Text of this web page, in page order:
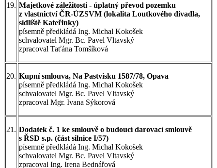
19. Majetkové záležitosti - úplatný převod pozemku
z vlastnictví ČR-ÚZSVM (lokalita Loutkového divadla,
sídliště Kateřinky)
písemně předkládá Ing. Michal Kokošek
schvalovatel Mgr. Bc. Pavel Vltavský
zpracoval Taťána Tomšíková
20. Kupní smlouva, Na Pastvisku 1587/78, Opava
písemně předkládá Ing. Michal Kokošek
schvalovatel Mgr. Bc. Pavel Vltavský
zpracoval Mgr. Ivana Sýkorová
21. Dodatek č. 1 ke smlouvě o budoucí darovací smlouvě
s ŘSD s.p. (část silnice I/57)
písemně předkládá Ing. Michal Kokošek
schvalovatel Mgr. Bc. Pavel Vltavský
zpracoval Ing. Irena Bednářová